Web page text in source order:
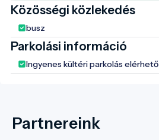
Közösségi közlekedés
busz
Parkolási információ
Ingyenes kültéri parkolás elérhető
Partnereink